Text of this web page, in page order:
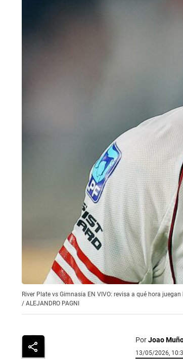
River Plate vs Gimnasia EN VIVO: revisa a qué hora
/ ALEJANDRO PAGNI
PorJoao
13/05/2026,